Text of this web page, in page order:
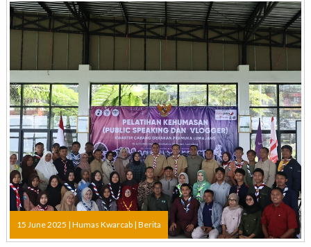
15 June 2025 | Humas Kwarcab | Berita